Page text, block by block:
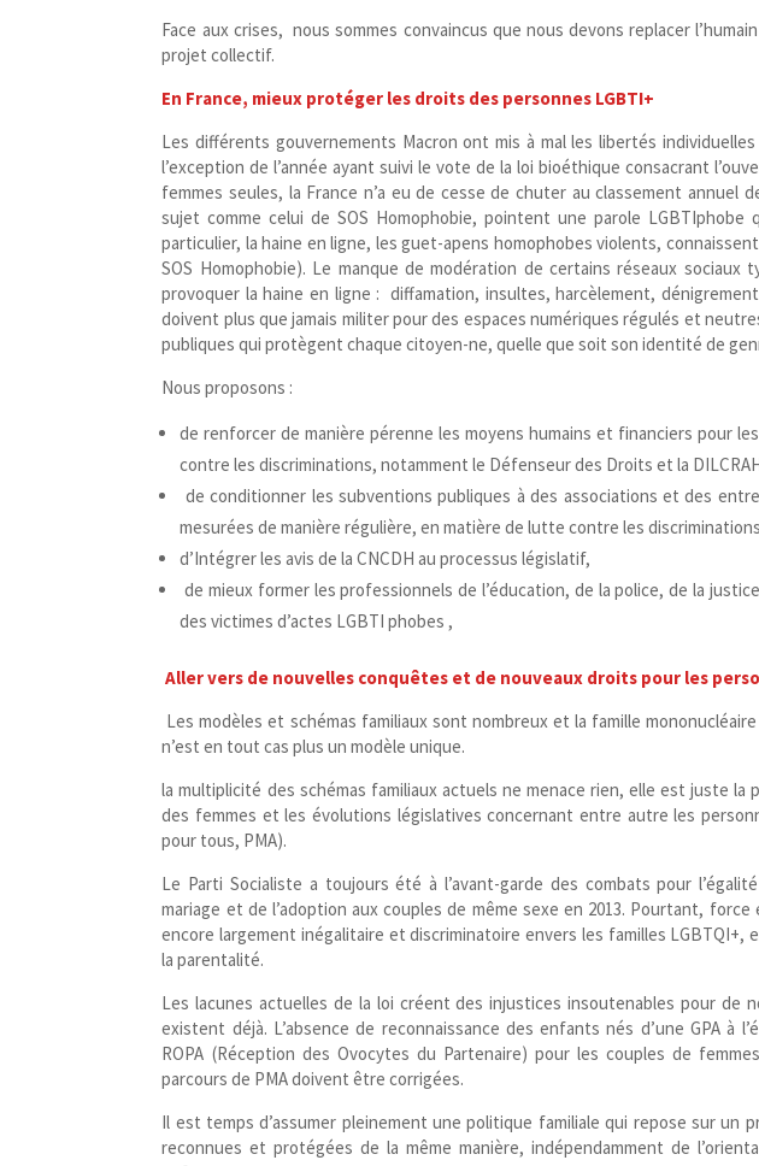
Face aux crises, nous sommes convaincus que nous devons replacer
projet collectif.
En France, mieux protéger les droits des personnes LGBTI+
Les différents gouvernements Macron ont mis à mal les libertés
l’exception de l’année ayant suivi le vote de la loi bioéthique consacrant
femmes seules, la France n’a eu de cesse de chuter au classement annuel
sujet comme celui de SOS Homophobie, pointent une parole
particulier, la haine en ligne, les guet-​apens homophobes violents,
SOS Homophobie). Le manque de modération de certains réseaux
provoquer la haine en ligne : diffamation, insultes, harcèlement,
doivent plus que jamais militer pour des espaces numériques régulés et
publiques qui protègent chaque citoyen-​ne, quelle que soit son identité de
Nous proposons :
de renforcer de manière pérenne les moyens humains et financiers pour
contre les discriminations, notamment le Défenseur des Droits et la
de conditionner les subventions publiques à des associations et des
mesurées de manière régulière, en matière de lutte contre les
d’Intégrer les avis de la CNCDH au processus législatif,
de mieux former les professionnels de l’éducation, de la police, de la
des victimes d’actes LGBTI phobes ,
Aller vers de nouvelles conquêtes et de nouveaux droits pour les
Les modèles et schémas familiaux sont nombreux et la famille
n’est en tout cas plus un modèle unique.
la multiplicité des schémas familiaux actuels ne menace rien, elle est juste
des femmes et les évolutions législatives concernant entre autre les
pour tous, PMA).
Le Parti Socialiste a toujours été à l’avant-garde des combats pour
mariage et de l’adoption aux couples de même sexe en 2013. Pourtant,
encore largement inégalitaire et discriminatoire envers les familles LGBTQI+,
la parentalité.
Les lacunes actuelles de la loi créent des injustices insoutenables pour de
existent déjà. L’absence de reconnaissance des enfants nés d’une GPA à
ROPA (Réception des Ovocytes du Partenaire) pour les couples de
parcours de PMA doivent être corrigées.
Il est temps d’assumer pleinement une politique familiale qui repose sur un
reconnues et protégées de la même manière, indépendamment de